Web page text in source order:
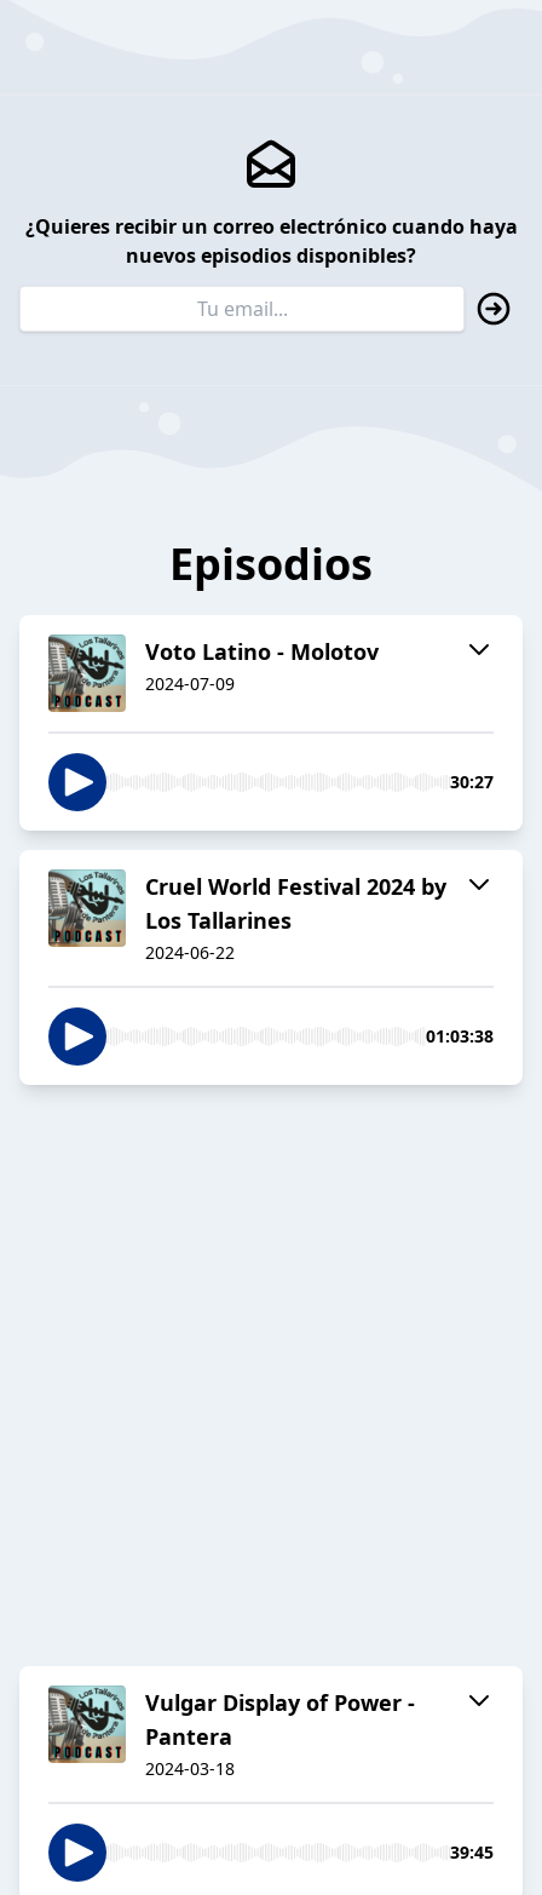
¿Quieres recibir un correo electrónico cuando haya
nuevos episodios disponibles?
Episodios
Voto Latino - Molotov
2024-07-09
30:27
Cruel World Festival 2024 by
Los Tallarines
2024-06-22
01:03:38
Vulgar Display of Power -
Pantera
2024-03-18
39:45